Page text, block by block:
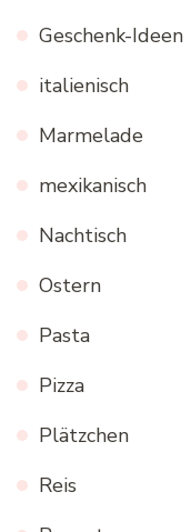
Geschenk-Ideen
italienisch
Marmelade
mexikanisch
Nachtisch
Ostern
Pasta
Pizza
Plätzchen
Reis